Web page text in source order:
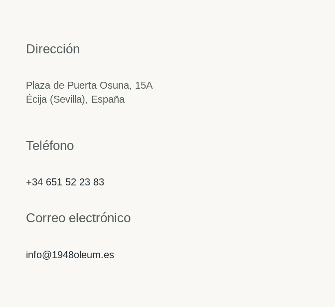
Dirección
Plaza de Puerta Osuna, 15A
Écija (Sevilla), España
Teléfono
+34 651 52 23 83
Correo electrónico
info@1948oleum.es